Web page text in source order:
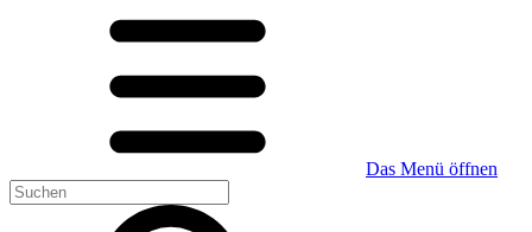
Das Menü öffnen